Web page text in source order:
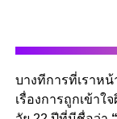
บางทีการที่เราห
เรื่องการถูกเข้าใ